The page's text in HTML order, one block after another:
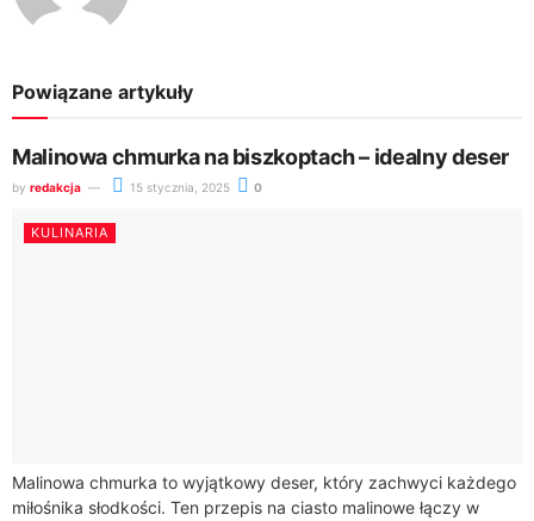
Powiązane artykuły
Malinowa chmurka na biszkoptach – idealny deser
by redakcja 15 stycznia, 2025 0
KULINARIA
Malinowa chmurka to wyjątkowy deser, który zachwyci każdego
miłośnika słodkości. Ten przepis na ciasto malinowe łączy w